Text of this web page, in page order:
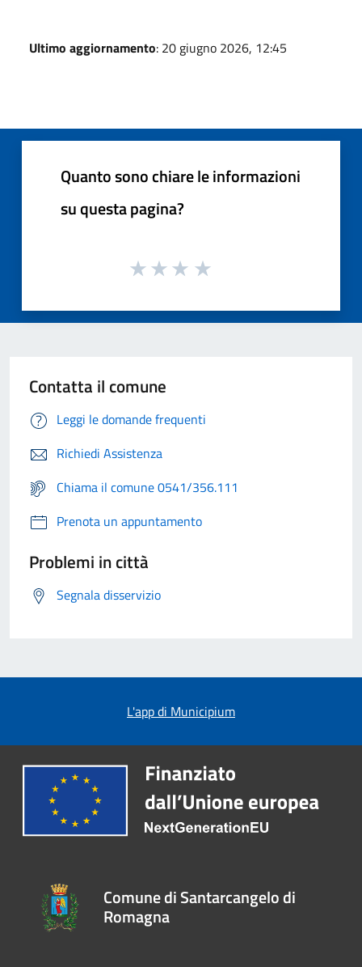
Ultimo aggiornamento: 20 giugno 2026, 12:45
Quanto sono chiare le informazioni
su questa pagina?
Contatta il comune
Leggi le domande frequenti
Richiedi Assistenza
Chiama il comune 0541/356.111
Prenota un appuntamento
Problemi in città
Segnala disservizio
L'app di Municipium
Comune di Santarcangelo di
Romagna